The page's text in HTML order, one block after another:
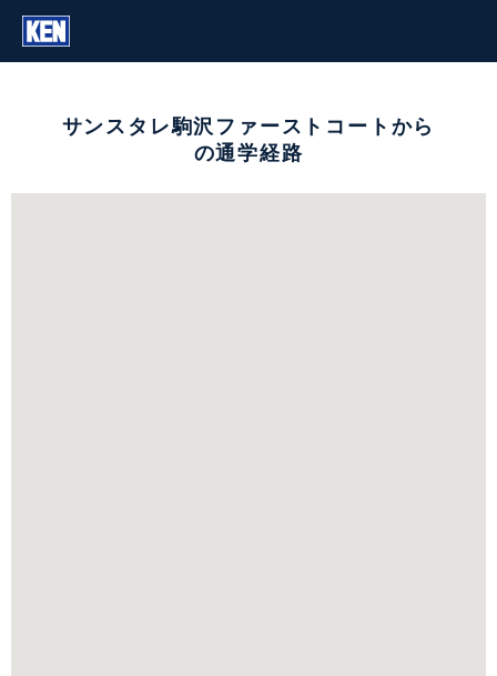
サンスタレ駒沢ファーストコートから
の通学経路